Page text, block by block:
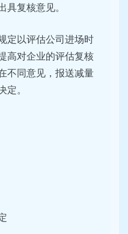
具复核意见。
定以评估公司进场时
高对企业的评估复核
不同意见，报送减量
定。